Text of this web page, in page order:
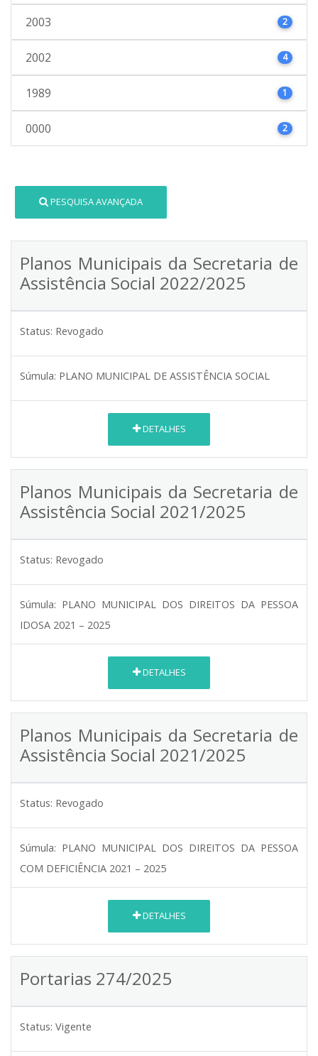
2003 2
2002 4
1989 1
0000 2
PESQUISA AVANÇADA
Planos Municipais da Secretaria de
Assistência Social 2022/2025
Status: Revogado
Súmula: PLANO MUNICIPAL DE ASSISTÊNCIA SOCIAL
DETALHES
Planos Municipais da Secretaria de
Assistência Social 2021/2025
Status: Revogado
Súmula: PLANO MUNICIPAL DOS DIREITOS DA PESSOA
IDOSA 2021 – 2025
DETALHES
Planos Municipais da Secretaria de
Assistência Social 2021/2025
Status: Revogado
Súmula: PLANO MUNICIPAL DOS DIREITOS DA PESSOA
COM DEFICIÊNCIA 2021 – 2025
DETALHES
Portarias 274/2025
Status: Vigente